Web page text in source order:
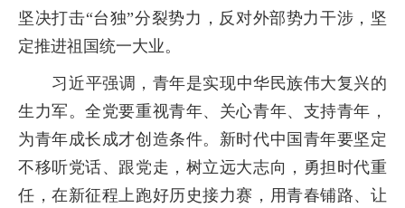
坚决打击“台独”分裂势力，反对外部势力干涉，坚
定推进祖国统一大业。
习近平强调，青年是实现中华民族伟大复兴的
生力军。全党要重视青年、关心青年、支持青年，
为青年成长成才创造条件。新时代中国青年要坚定
不移听党话、跟党走，树立远大志向，勇担时代重
任，在新征程上跑好历史接力赛，用青春铺路、让